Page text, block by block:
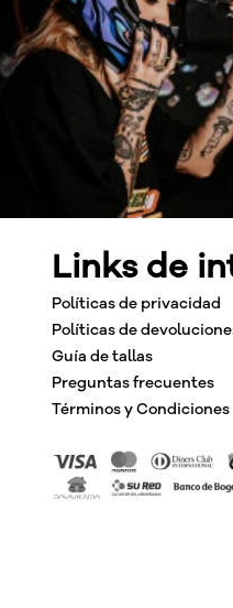
Links de
Políticas de privacidad
Políticas de
Guía de tallas
Preguntas frecuentes
Términos y Condiciones